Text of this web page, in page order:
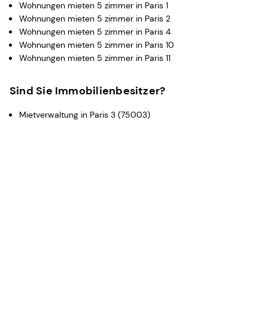
Wohnungen mieten 5 zimmer in Paris 1
Wohnungen mieten 5 zimmer in Paris 2
Wohnungen mieten 5 zimmer in Paris 4
Wohnungen mieten 5 zimmer in Paris 10
Wohnungen mieten 5 zimmer in Paris 11
Sind Sie Immobilienbesitzer?
Mietverwaltung in Paris 3 (75003)